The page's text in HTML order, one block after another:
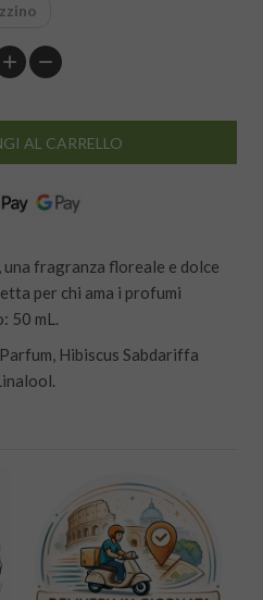
AL CARRELLO
, una fragranza floreale e dolce
per chi ama i profumi
50 mL.
Hibiscus Sabdariffa